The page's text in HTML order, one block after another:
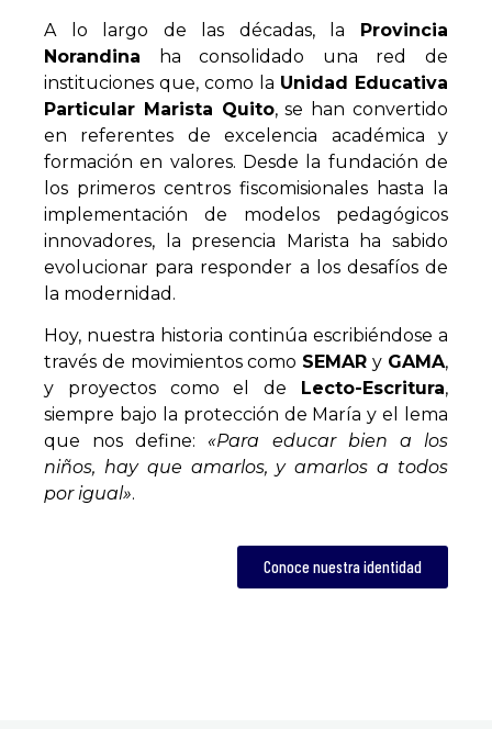
A lo largo de las décadas, la Provincia
Norandina ha consolidado una red de
instituciones que, como la Unidad Educativa
Particular Marista Quito, se han convertido
en referentes de excelencia académica y
formación en valores. Desde la fundación de
los primeros centros fiscomisionales hasta la
implementación de modelos pedagógicos
innovadores, la presencia Marista ha sabido
evolucionar para responder a los desafíos de
la modernidad.
Hoy, nuestra historia continúa escribiéndose a
través de movimientos como SEMAR y GAMA,
y proyectos como el de
Lecto-Escritura,
siempre bajo la protección de María y el lema
que nos define: «Para educar bien a los
niños, hay que amarlos, y amarlos a todos
por igual».
Conoce nuestra identidad